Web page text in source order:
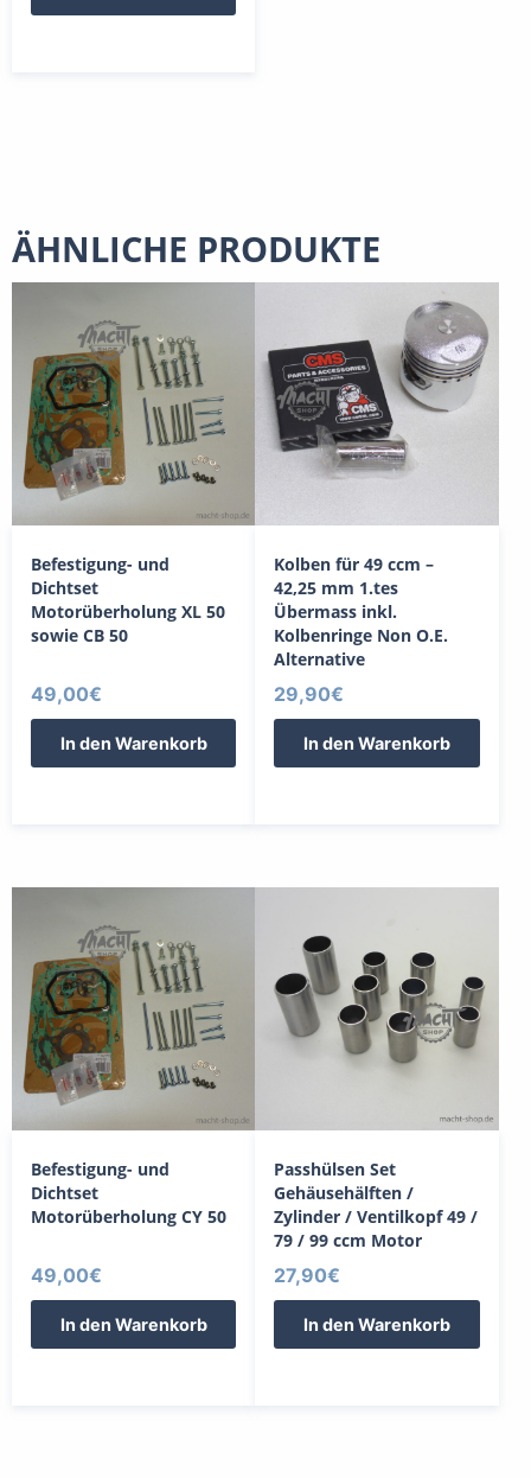
ÄHNLICHE PRODUKTE
Befestigung- und
Dichtset
Motorüberholung XL 50
sowie CB 50
49,00€
In den Warenkorb
Kolben für 49 ccm –
42,25 mm 1.tes
Übermass inkl.
Kolbenringe Non O.E.
Alternative
29,90€
In den Warenkorb
Befestigung- und
Dichtset
Motorüberholung CY 50
49,00€
In den Warenkorb
Passhülsen Set
Gehäusehälften /
Zylinder / Ventilkopf 49 /
79 / 99 ccm Motor
27,90€
In den Warenkorb